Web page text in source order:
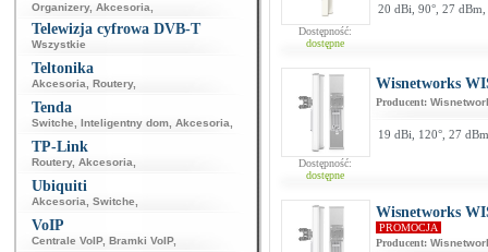
Organizery, Akcesoria
Telewizja cyfrowa DVB-T
Wszystkie
Teltonika
Akcesoria Routery,
Tenda
Switche Inteligentny dom Akcesoria
TP-Link
Routery, Akcesoria
Ubiquiti
Akcesoria Switche
VoIP
Centrale VoIP, Bramki VoIP,
Dostępność:
dostępne
20 dBi, 90°, 27
Dostępność:
dostępne
Wisnetworks
Producent:
19 dBi, 120°, 27
Wisnetworks
PROMOCJA
Producent: